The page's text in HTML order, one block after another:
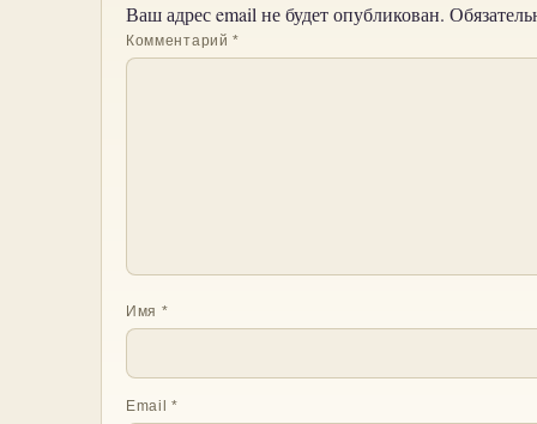
Ваш адрес email не будет опубликован.
Комментарий*
Имя *
Email*